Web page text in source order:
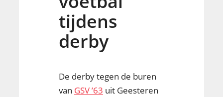
tijdens
derby
De derby tegen de buren
van GSV ’63 uit Geesteren